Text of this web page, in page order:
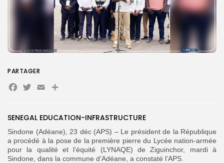
for:
Button
FR
SENEGAL EDUCATION-INFRASTRUCTURE
Sindone (Adéane), 23 déc (APS) – Le président de la République
a procédé à la pose de la première pierre du Lycée nation-armée
pour la qualité et l’équité (LYNAQE) de Ziguinchor, mardi à
Sindone, dans la commune d’Adéane, a constaté l’APS.
PARTAGER
Facebook
Twitter
EmailPartager